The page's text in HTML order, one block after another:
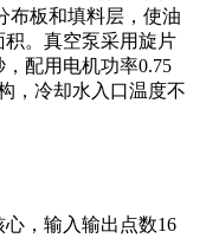
布板和填料层，使油
。真空泵采用旋片
配用电机功率0.75
，冷却水入口温度不
，输入输出点数16